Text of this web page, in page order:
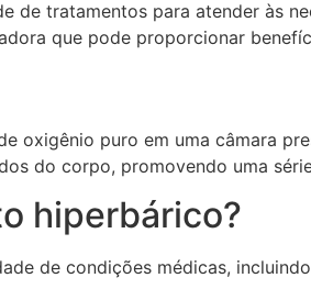
tratamentos para atender às
que pode proporcionar
puro em uma câmara
do corpo, promovendo uma
hiperbárico?
de condições médicas,